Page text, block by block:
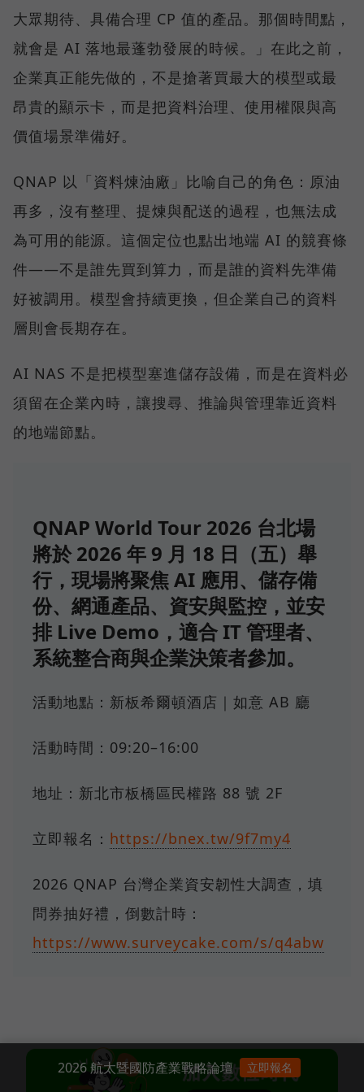
大眾期待、具備合理 CP 值的產品。那個時間點，
就會是 AI 落地最蓬勃發展的時候。」在此之前，
企業真正能先做的，不是搶著買最大的模型或最
昂貴的顯示卡，而是把資料治理、使用權限與高
價值場景準備好。
QNAP 以「資料煉油廠」比喻自己的角色：原油
再多，沒有整理、提煉與配送的過程，也無法成
為可用的能源。這個定位也點出地端 AI 的競賽條
件——不是誰先買到算力，而是誰的資料先準備
好被調用。模型會持續更換，但企業自己的資料
層則會長期存在。
AI NAS 不是把模型塞進儲存設備，而是在資料必
須留在企業內時，讓搜尋、推論與管理靠近資料
的地端節點。
QNAP World Tour 2026 台北場
將於 2026 年 9 月 18 日（五）舉
行，現場將聚焦 AI 應用、儲存備
份、網通產品、資安與監控，並安
排 Live Demo，適合 IT 管理者、
系統整合商與企業決策者參加。
活動地點：新板希爾頓酒店｜如意 AB 廳
活動時間：09:20–16:00
地址：新北市板橋區民權路 88 號 2F
立即報名： https://bnex.tw/9f7my4
2026 QNAP 台灣企業資安韌性大調查，填
問券抽好禮，倒數計時：
https://www.surveycake.com/s/q4abw
2026 航太暨國防產業戰略論壇 立即報名